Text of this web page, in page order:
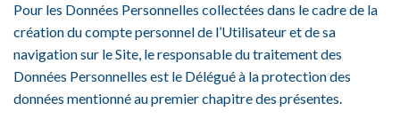
Pour les Données Personnelles collectées dans le cadre de la
création du compte personnel de l’Utilisateur et de sa
navigation sur le Site, le responsable du traitement des
Données Personnelles est le Délégué à la protection des
données mentionné au premier chapitre des présentes.